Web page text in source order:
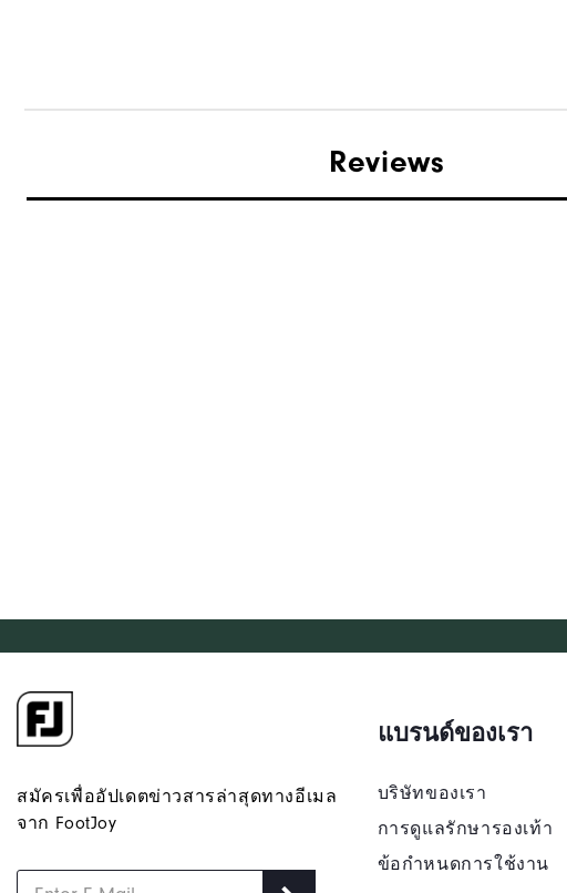
Reviews
สมัครเพื่ออัปเดตข่าวสารล่าสุดทางอีเมล
จาก FootJoy
แบรนด์ของเรา
บริษัทของเรา
การดูแลรักษารองเท้า
ข้อกำหนดการใช้งาน